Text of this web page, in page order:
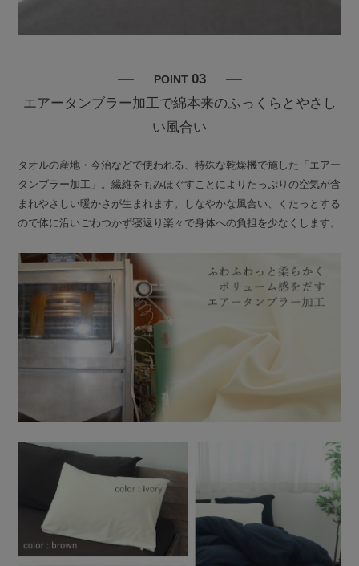
POINT 03
エアータンブラー加工で綿本来のふっくらとやさし
い風合い
タオルの産地・今治などで使われる、特殊な乾燥機で施した「エアー
タンブラー加工」。繊維をもみほぐすことによりたっぷりの空気が含
まれやさしい暖かさが生まれます。しなやかな風合い、くたっとする
ので体に沿いごわつかず寝返り楽々で身体への負担を少なくします。